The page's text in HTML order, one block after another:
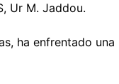
Ur M. Jaddou.
ha enfrentado una